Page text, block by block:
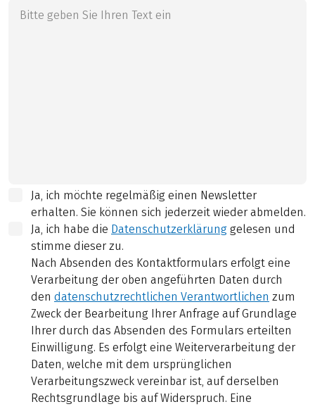
Ja, ich möchte regelmäßig einen Newsletter
erhalten. Sie können sich jederzeit wieder abmelden.
Ja, ich habe die Datenschutzerklärung gelesen und
stimme dieser zu.
Nach Absenden des Kontaktformulars erfolgt eine
Verarbeitung der oben angeführten Daten durch
den datenschutzrechtlichen Verantwortlichen zum
Zweck der Bearbeitung Ihrer Anfrage auf Grundlage
Ihrer durch das Absenden des Formulars erteilten
Einwilligung. Es erfolgt eine Weiterverarbeitung der
Daten, welche mit dem ursprünglichen
Verarbeitungszweck vereinbar ist, auf derselben
Rechtsgrundlage bis auf Widerspruch. Eine